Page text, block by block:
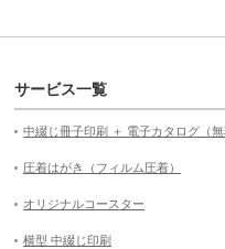
サービス一覧
中綴じ冊子印刷 ＋ 電子カタログ（
圧着はがき（フィルム圧着）
オリジナルコースター
横型 中綴じ印刷